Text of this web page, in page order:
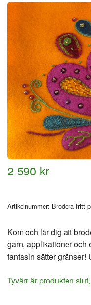
2 590 kr
Artikelnummer: Brodera fritt
Kom och lär dig att
garn, applikationer och
fantasin sätter gränser!
Tyvärr är produkten